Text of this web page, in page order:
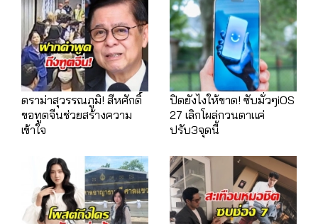
ดราม่าสุวรรณภูมิ! สีหศักดิ์
ขอทูตจีนช่วยสร้างความ
เข้าใจ
ปิดยังไงให้ขาด! ซับมั่วๆiOS
27 เลิกโผล่กวนตาแค่
ปรับ3จุดนี้